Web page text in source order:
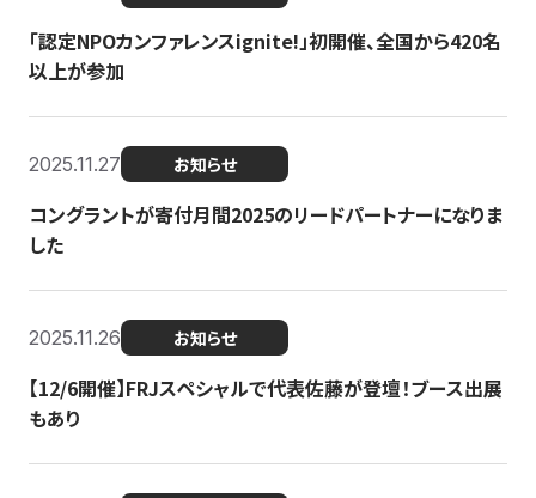
「認定NPOカンファレンスignite!」初開催、全国から420名
以上が参加
2025.11.27 お知らせ
コングラントが寄付月間2025のリードパートナーになりま
した
2025.11.26 お知らせ
【12/6開催】FRJスペシャルで代表佐藤が登壇！ブース出展
もあり